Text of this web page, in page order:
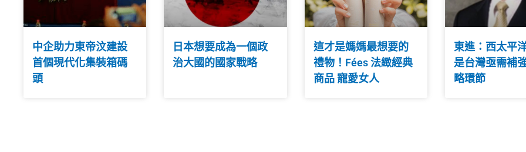
中企助力東帝汶建設
首個現代化集裝箱碼
頭
日本想要成為一個政
治大國的國家戰略
這才是媽媽最想要的
禮物！Fées 法緻經典
商品 寵愛女人
東進：西太平
是台灣亟需補
略環節